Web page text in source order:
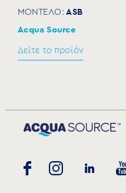
ΜΟΝΤΕΛΟ:ASB
Acqua Source
Δείτε το προϊόν